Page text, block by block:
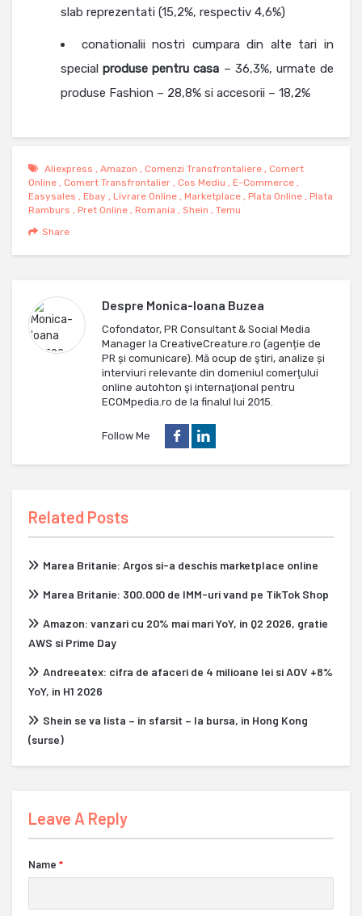
slab reprezentati (15,2%, respectiv 4,6%)
conationalii nostri cumpara din alte tari in
specialproduse pentru casa – 36,3%, urmate de
produse Fashion – 28,8% si accesorii – 18,2%
Aliexpress , Amazon , Comenzi Transfrontaliere , Comert
Online , Comert Transfrontalier , Cos Mediu , E-Commerce ,
Easysales , Ebay , Livrare Online , Marketplace , Plata Online , Plata
Ramburs , Pret Online , Romania , Shein , Temu
Share
Despre Monica-Ioana Buzea
Cofondator, PR Consultant & Social Media
Manager la CreativeCreature.ro (agenție de
PR și comunicare). Mă ocup de ştiri, analize și
interviuri relevante din domeniul comerţului
online autohton şi internaţional pentru
ECOMpedia.ro de la finalul lui 2015.
Follow Me
Related Posts
Marea Britanie: Argos si-a deschis marketplace online
Marea Britanie: 300.000 de IMM-uri vand pe TikTok Shop
Amazon: vanzari cu 20% mai mari YoY, in Q2 2026, gratie
AWS si Prime Day
Andreeatex: cifra de afaceri de 4 milioane lei si AOV +8%
YoY, in H1 2026
Shein se va lista – in sfarsit – la bursa, in Hong Kong
(surse)
Leave A Reply
Name *